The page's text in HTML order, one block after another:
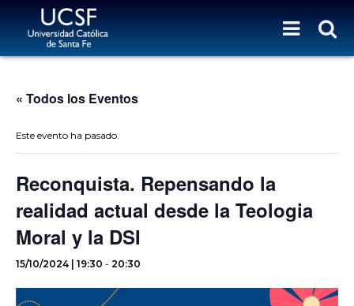
« Todos los Eventos
Este evento ha pasado.
Reconquista. Repensando la
realidad actual desde la Teologia
Moral y la DSI
15/10/2024 | 19:30 - 20:30